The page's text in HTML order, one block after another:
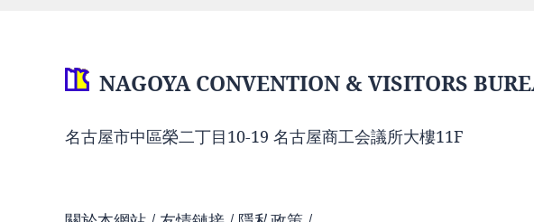
NAGOYA CONVENTION & VISITORS
名古屋市中區榮二丁目10-19 名古屋商工会議所大樓11F